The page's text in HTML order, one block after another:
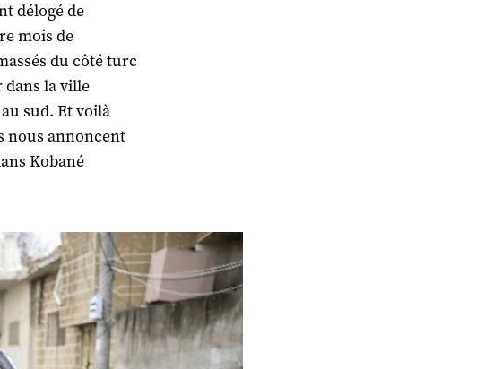
délogé de
mois de
du côté turc
dans la ville
sud. Et voilà
nous annoncent
Kobané